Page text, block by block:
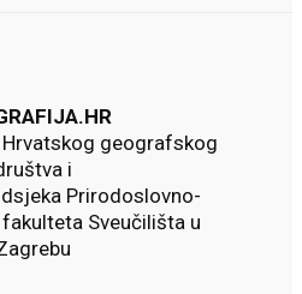
geografskog
i
Prirodoslovno-
Sveučilišta u